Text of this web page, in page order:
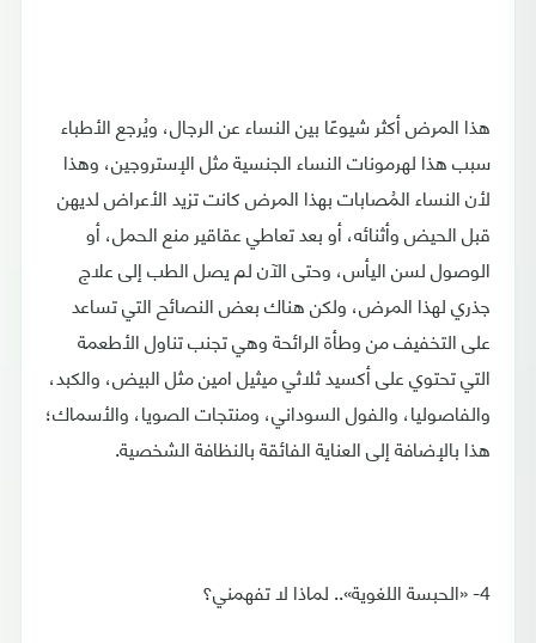
هذا المرض أكثر شيوعًا بين النساء عن الرجال، ويُرجع الأطباء
سبب هذا لهرمونات النساء الجنسية مثل الإستروجين، وهذا
لأن النساء المُصابات بهذا المرض كانت تزيد الأعراض لديهن
قبل الحيض وأثنائه، أو بعد تعاطي عقاقير منع الحمل، أو
الوصول لسن اليأس، وحتى الآن لم يصل الطب إلى علاج
جذري لهذا المرض، ولكن هناك بعض النصائح التي تساعد
على التخفيف من وطأة الرائحة وهي تجنب تناول الأطعمة
التي تحتوي على أكسيد ثلاثي ميثيل امين مثل البيض، والكبد،
والفاصوليا، والفول السوداني، ومنتجات الصويا، والأسماك؛
هذا بالإضافة إلى العناية الفائقة بالنظافة الشخصية.
4- «الحبسة اللغوية».. لماذا لا تفهمني؟